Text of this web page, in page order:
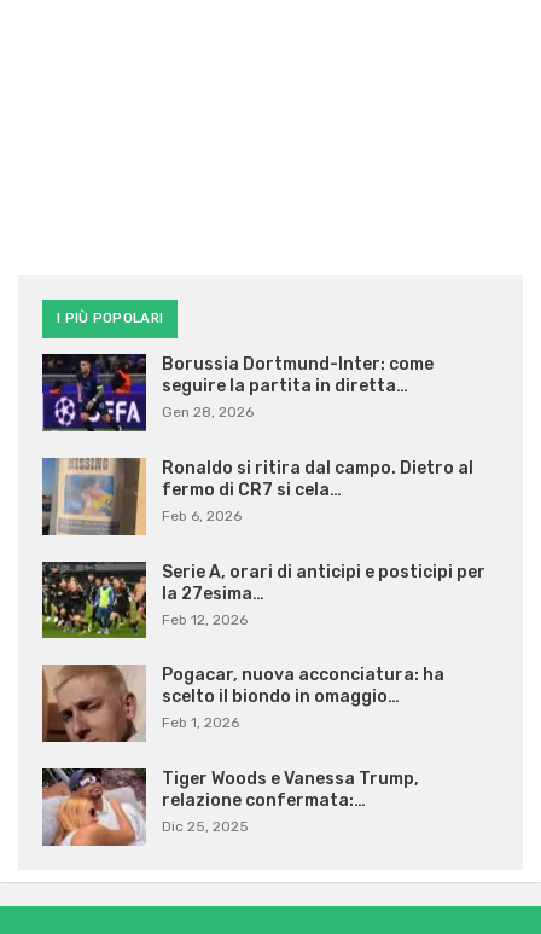
I PIÙ POPOLARI
Borussia Dortmund-Inter: come
seguire la partita in diretta…
Gen 28, 2026
Ronaldo si ritira dal campo. Dietro al
fermo di CR7 si cela…
Feb 6, 2026
Serie A, orari di anticipi e posticipi per
la 27esima…
Feb 12, 2026
Pogacar, nuova acconciatura: ha
scelto il biondo in omaggio…
Feb 1, 2026
Tiger Woods e Vanessa Trump,
relazione confermata:…
Dic 25, 2025